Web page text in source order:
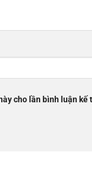
cho lần bình luận kế